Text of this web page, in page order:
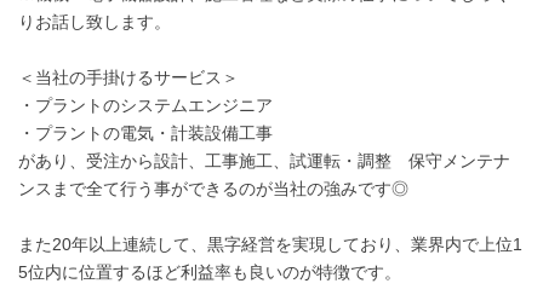
りお話し致します。
＜当社の手掛けるサービス＞
・プラントのシステムエンジニア
・プラントの電気・計装設備工事
があり、受注から設計、工事施工、試運転・調整 保守メンテナ
ンスまで全て行う事ができるのが当社の強みです◎
また20年以上連続して、黒字経営を実現しており、業界内で上位1
5位内に位置するほど利益率も良いのが特徴です。